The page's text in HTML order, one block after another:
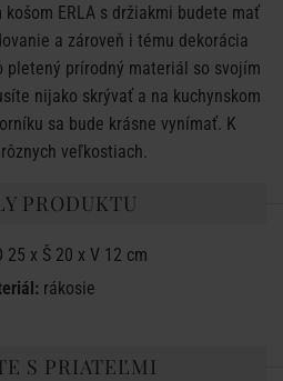
ERLA s držiakmi budete mať
a zároveň i tému dekorácia
pletený prírodný materiál so svojím
nijako skrývať a na kuchynskom
sa bude krásne vynímať. K
veľkostiach.
PRODUKTU
25 x Š 20 x V 12 cm
rákosie
S PRIATEĽMI